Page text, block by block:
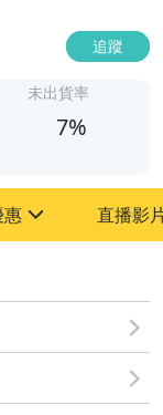
追蹤
未出貨率
7%
惠 直播影